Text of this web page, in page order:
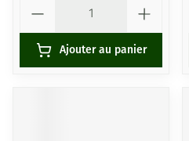
Ajouter au panier